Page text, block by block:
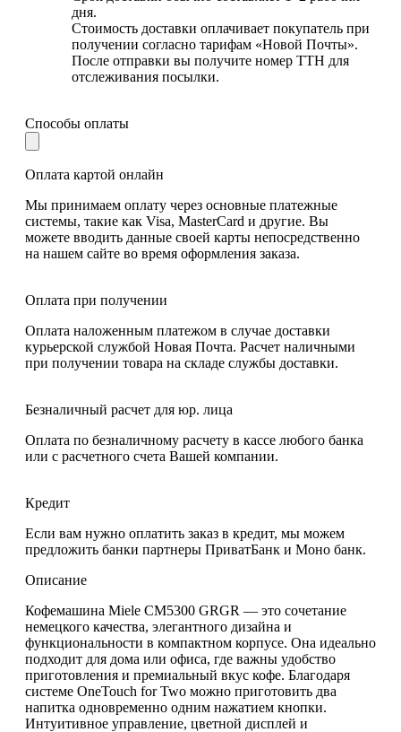
дня.
Стоимость доставки оплачивает покупатель при
получении согласно тарифам «Новой Почты».
После отправки вы получите номер ТТН для
отслеживания посылки.
Способы оплаты
Оплата картой онлайн
Мы принимаем оплату через основные платежные
системы, такие как Visa, MasterCard и другие. Вы
можете вводить данные своей карты непосредственно
на нашем сайте во время оформления заказа.
Оплата при получении
Оплата наложенным платежом в случае доставки
курьерской службой Новая Почта. Расчет наличными
при получении товара на складе службы доставки.
Безналичный расчет для юр. лица
Оплата по безналичному расчету в кассе любого банка
или с расчетного счета Вашей компании.
Кредит
Если вам нужно оплатить заказ в кредит, мы можем
предложить банки партнеры ПриватБанк и Моно банк.
Описание
Кофемашина Miele CM5300 GRGR — это сочетание
немецкого качества, элегантного дизайна и
функциональности в компактном корпусе. Она идеально
подходит для дома или офиса, где важны удобство
приготовления и премиальный вкус кофе. Благодаря
системе OneTouch for Two можно приготовить два
напитка одновременно одним нажатием кнопки.
Интуитивное управление, цветной дисплей и